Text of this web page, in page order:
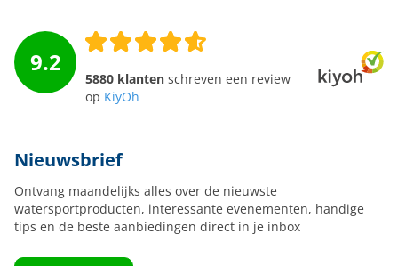
9.2
5880 klanten schreven een review
op KiyOh
Nieuwsbrief
Ontvang maandelijks alles over de nieuwste
watersportproducten, interessante evenementen, handige
tips en de beste aanbiedingen direct in je inbox